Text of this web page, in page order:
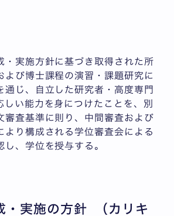
・実施方針に基づき取得された所
よび博士課程の演習・課題研究に
通じ、自立した研究者・高度専門
しい能力を身につけたことを、別
審査基準に則り、中間審査および
より構成される学位審査会による
し、学位を授与する。
・実施の方針 （カリキ